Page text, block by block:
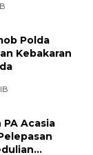
Polda
Kebakaran
Acasia